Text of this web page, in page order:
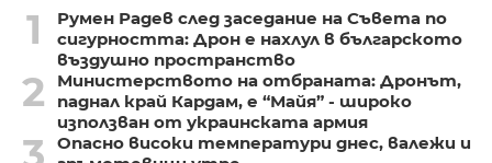
1
Румен Радев след заседание на Съвета по
сигурността: Дрон е нахлул в българското
въздушно пространство
2
Министерството на отбраната: Дронът,
паднал край Кардам, е “Майя” - широко
използван от украинската армия
Опасно високи температури днес, валежи и